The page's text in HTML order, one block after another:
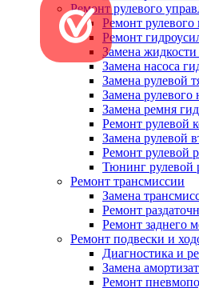
Ремонт рулевого
Ремонт рулевого
Ремонт
Замена
Замена насоса
Замена рулевой
Замена рулевого
Замена ремня
Ремонт рулевой
Замена рулевой
Ремонт рулевой
Тюнинг рулевой
Ремонт трансмиссии
Замена
Ремонт
Ремонт заднего
Ремонт подвески и
Диагностика и
Замена
Ремонт